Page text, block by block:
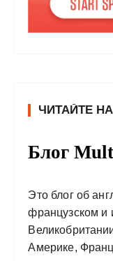
ЧИТАЙТЕ
Блог
Это блог об
французском и
Америке,